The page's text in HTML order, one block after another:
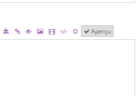
Aperçu